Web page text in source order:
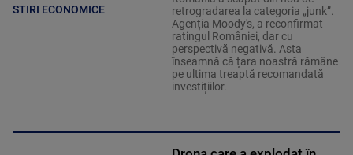
STIRI ECONOMICE
retrogradarea la categoria „junk”.
Agenția Moody's, a reconfirmat
ratingul României, dar cu
perspectivă negativă. Asta
înseamnă că țara noastră rămâne
pe ultima treaptă recomandată
investițiilor.